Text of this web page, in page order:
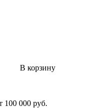
В корзину
100 000 руб.